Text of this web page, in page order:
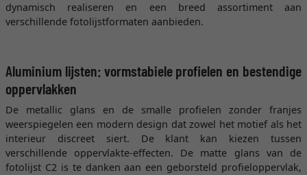
dynamisch realiseren en een breed assortiment aan
verschillende fotolijstformaten aanbieden.
Aluminium lijsten: vormstabiele profielen en bestendige
oppervlakken
De metallic glans en de smalle profielen zonder franjes
weerspiegelen een modern design dat zowel het motief als het
interieur discreet siert. De klant kan kiezen tussen
verschillende oppervlakte-effecten. De matte glans van de
fotolijst C2 is te danken aan een geborsteld profieloppervlak,